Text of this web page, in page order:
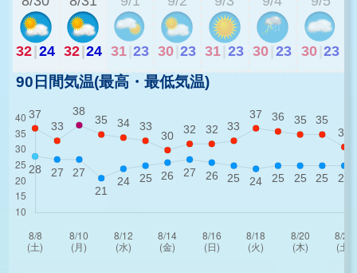
32|24 32|24 31 23 30 23 31 23 30 23 30 23
90日間気温(最高・最低気温)